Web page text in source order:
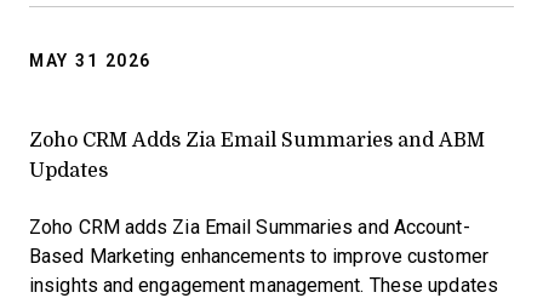
MAY 31 2026
Zoho CRM Adds Zia Email Summaries and ABM
Updates
Zoho CRM adds Zia Email Summaries and Account-
Based Marketing enhancements to improve customer
insights and engagement management. These updates